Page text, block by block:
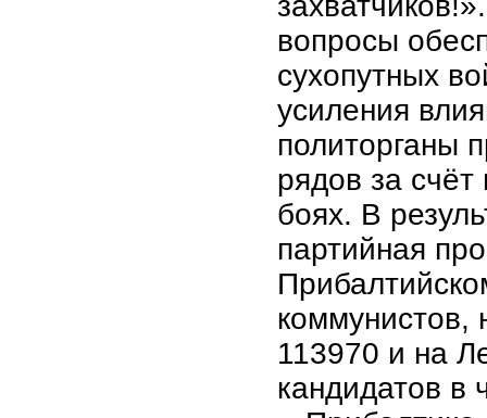
вопросы
сухопутных
усиления
политорганы
рядов за
боях. В
партийная
коммунистов,
113970 и на
кандидатов